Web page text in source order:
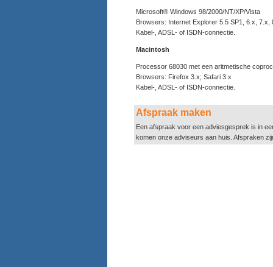
Microsoft® Windows 98/2000/NT/XP/Vista
Browsers: Internet Explorer 5.5 SP1, 6.x,
Kabel-, ADSL- of ISDN-connectie.
Macintosh
Processor 68030 met een aritmetische
Browsers: Firefox 3.x; Safari 3.x
Kabel-, ADSL- of ISDN-connectie.
Afspraak maken
Een afspraak voor een adviesgesprek is in
komen onze adviseurs aan huis. Afspraken